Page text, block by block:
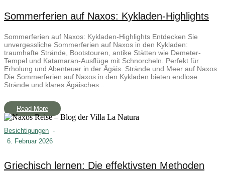
Sommerferien auf Naxos: Kykladen-Highlights
Sommerferien auf Naxos: Kykladen-Highlights Entdecken Sie
unvergessliche Sommerferien auf Naxos in den Kykladen:
traumhafte Strände, Bootstouren, antike Stätten wie Demeter-
Tempel und Katamaran-Ausflüge mit Schnorcheln. Perfekt für
Erholung und Abenteuer in der Ägäis. Strände und Meer auf Naxos
Die Sommerferien auf Naxos in den Kykladen bieten endlose
Strände und klares Ägäisches...
Read More
Besichtigungen -
6. Februar 2026
Griechisch lernen: Die effektivsten Methoden